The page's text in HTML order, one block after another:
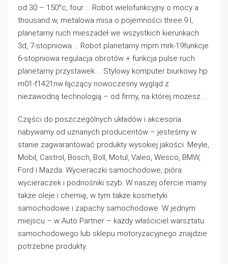
od 30 – 150°c, four … Robot wielofunkcyjny o mocy a
thousand w, metalowa misa o pojemności three.9 l,
planetarny ruch mieszadeł we wszystkich kierunkach
3d, 7-stopniowa … Robot planetarny mpm mrk-19funkcje
6-stopniowa regulacja obrotów + funkcja pulse ruch
planetarny przystawek … Stylowy komputer biurkowy hp
m01-f1421nw łączący nowoczesny wygląd z
niezawodną technologią – od firmy, na której możesz …
Części do poszczególnych układów i akcesoria
nabywamy od uznanych producentów – jesteśmy w
stanie zagwarantować produkty wysokiej jakości. Meyle,
Mobil, Castrol, Bosch, Boll, Motul, Valeo, Wesco, BMW,
Ford i Mazda. Wycieraczki samochodowe, pióra
wycieraczek i podnośniki szyb. W naszej ofercie mamy
także oleje i chemię, w tym także kosmetyki
samochodowe i zapachy samochodowe. W jednym
miejscu – w Auto Partner – każdy właściciel warsztatu
samochodowego lub sklepu motoryzacyjnego znajdzie
potrzebne produkty.